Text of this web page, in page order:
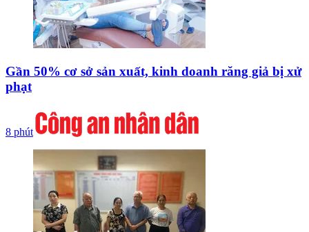
Gần 50% cơ sở sản xuất, kinh doanh răng giả bị xử
phạt
8 phút